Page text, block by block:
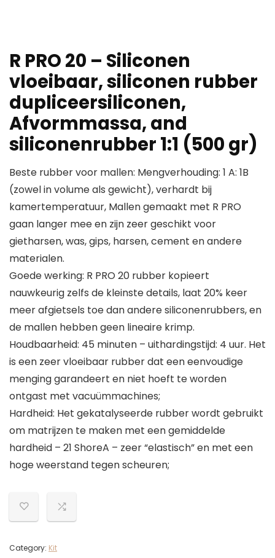
R PRO 20 – Siliconen
vloeibaar, siliconen rubber
dupliceersiliconen,
Afvormmassa, and
siliconenrubber 1:1 (500 gr)
Beste rubber voor mallen: Mengverhouding: 1 A: 1B
(zowel in volume als gewicht), verhardt bij
kamertemperatuur, Mallen gemaakt met R PRO
gaan langer mee en zijn zeer geschikt voor
gietharsen, was, gips, harsen, cement en andere
materialen.
Goede werking: R PRO 20 rubber kopieert
nauwkeurig zelfs de kleinste details, laat 20% keer
meer afgietsels toe dan andere siliconenrubbers, en
de mallen hebben geen lineaire krimp.
Houdbaarheid: 45 minuten – uithardingstijd: 4 uur. Het
is een zeer vloeibaar rubber dat een eenvoudige
menging garandeert en niet hoeft te worden
ontgast met vacuümmachines;
Hardheid: Het gekatalyseerde rubber wordt gebruikt
om matrijzen te maken met een gemiddelde
hardheid – 21 ShoreA – zeer “elastisch” en met een
hoge weerstand tegen scheuren;
Category: Kit